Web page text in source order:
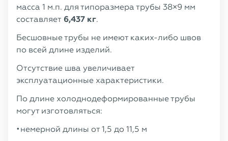
масса 1 м.п. для типоразмера трубы 38×9 мм
составляет 6,437 кг.
Бесшовные трубы не имеют каких-либо швов
по всей длине изделий.
Отсутствие шва увеличивает
эксплуатационные характеристики.
По длине холоднодеформированные трубы
могут изготовляться:
немерной длины от 1,5 до 11,5 м